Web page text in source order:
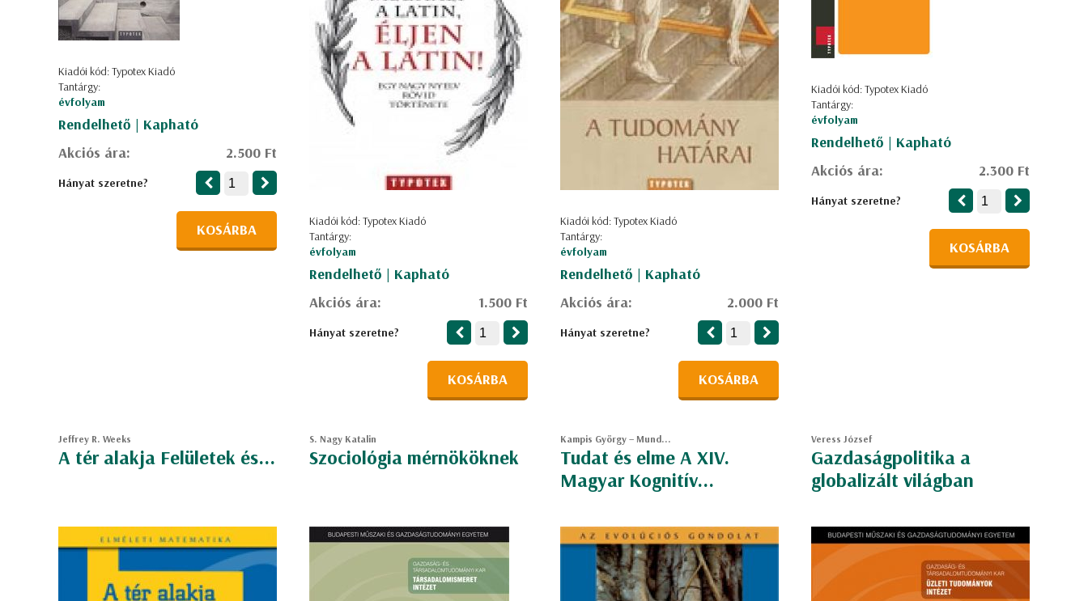
Kiadói kód: Typotex Kiadó
Tantárgy:
évfolyam
Rendelhető | Kapható
Akciós ára:
2.500 Ft
Hányat szeretne?
KOSÁRBA
Kiadói kód: Typotex Kiadó
Tantárgy:
évfolyam
Rendelhető | Kapható
Akciós ára:
1.500 Ft
Hányat szeretne?
KOSÁRBA
Kiadói kód: Typotex Kiadó
Tantárgy:
évfolyam
Rendelhető | Kapható
Akciós ára:
2.000 Ft
Hányat szeretne?
KOSÁRBA
Kiadói kód: Typotex Kiadó
Tantárgy:
évfolyam
Rendelhető | Kapható
Akciós ára:
2.300 Ft
Hányat szeretne?
KOSÁRBA
Jeffrey R. Weeks
A tér alakja Felületek és...
S. Nagy Katalin
Szociológia mérnököknek
Kampis György – Mund...
Tudat és elme A XIV.
Magyar Kognitív...
Veress József
Gazdaságpolitika a
globalizált világban